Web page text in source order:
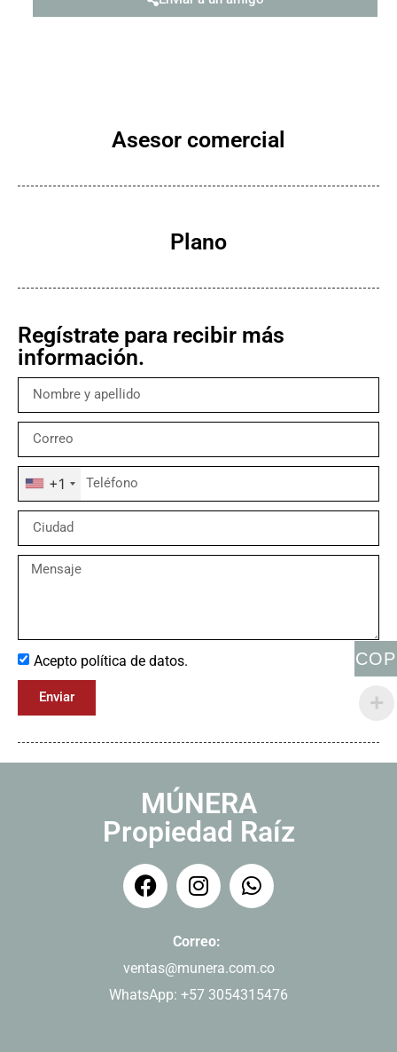
Regístrate para recibir más
información.
+1
Acepto política de datos.
Enviar
Plano
Asesor comercial
MÚNERA
Propiedad Raíz
Correo:
ventas@munera.com.co
WhatsApp: +57 3054315476
COP